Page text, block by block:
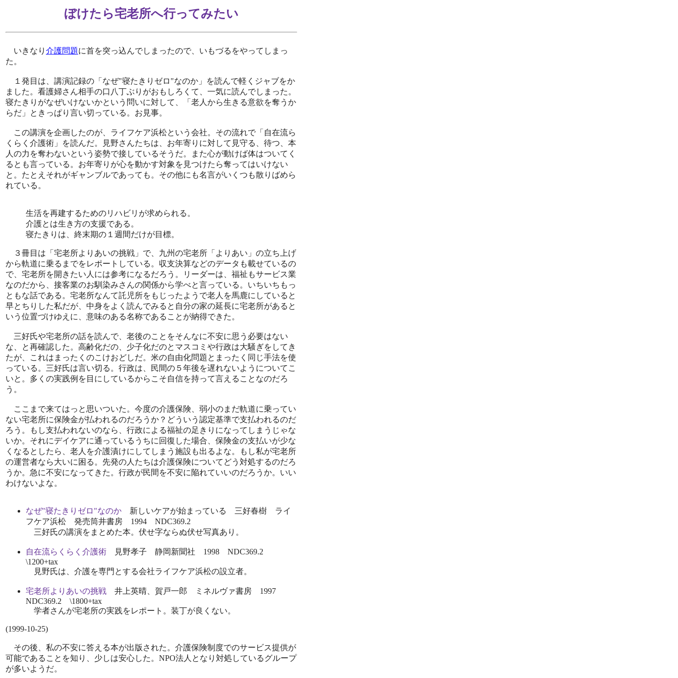
ぼけたら宅老所へ行ってみたい
いきなり 介護問題に首を突っ込んでしまったので、いもづるをやってしまっ
た。
１発目は、講演記録の「なぜ"寝たきりゼロ"なのか」を読んで軽くジャブをか
ました。看護婦さん相手の口八丁ぶりがおもしろくて、一気に読んでしまった。
寝たきりがなぜいけないかという問いに対して、「老人から生きる意欲を奪うか
らだ」ときっぱり言い切っている。お見事。
この講演を企画したのが、ライフケア浜松という会社。その流れで「自在流ら
くらく介護術」を読んだ。見野さんたちは、お年寄りに対して見守る、待つ、本
人の力を奪わないという姿勢で接しているそうだ。また心が動けば体はついてく
るとも言っている。お年寄りが心を動かす対象を見つけたら奪ってはいけない
と。たとえそれがギャンブルであっても。その他にも名言がいくつも散りばめら
れている。
生活を再建するためのリハビリが求められる。
介護とは生き方の支援である。
寝たきりは、終末期の１週間だけが目標。
３冊目は「宅老所よりあいの挑戦」で、九州の宅老所「よりあい」の立ち上げ
から軌道に乗るまでをレポートしている。収支決算などのデータも載せているの
で、宅老所を開きたい人には参考になるだろう。リーダーは、福祉もサービス業
なのだから、接客業のお馴染みさんの関係から学べと言っている。いちいちもっ
ともな話である。宅老所なんて託児所をもじったようで老人を馬鹿にしていると
早とちりした私だが、中身をよく読んでみると自分の家の延長に宅老所があると
いう位置づけゆえに、意味のある名称であることが納得できた。
三好氏や宅老所の話を読んで、老後のことをそんなに不安に思う必要はない
な、と再確認した。高齢化だの、少子化だのとマスコミや行政は大騒ぎをしてき
たが、これはまったくのこけおどしだ。米の自由化問題とまったく同じ手法を使
っている。三好氏は言い切る。行政は、民間の５年後を遅れないようについてこ
いと。多くの実践例を目にしているからこそ自信を持って言えることなのだろ
う。
ここまで来てはっと思いついた。今度の介護保険、弱小のまだ軌道に乗ってい
ない宅老所に保険金が払われるのだろうか？どういう認定基準で支払われるのだ
ろう。もし支払われないのなら、行政による福祉の足きりになってしまうじゃな
いか。それにデイケアに通っているうちに回復した場合、保険金の支払いが少な
くなるとしたら、老人を介護漬けにしてしまう施設も出るよな。もし私が宅老所
の運営者なら大いに困る。先発の人たちは介護保険についてどう対処するのだろ
うか。急に不安になってきた。行政が民間を不安に陥れていいのだろうか。いい
わけないよな。
なぜ"寝たきりゼロ"なのか 新しいケアが始まっている 三好春樹 ライ
フケア浜松 発売筒井書房 1994 NDC369.2
三好氏の講演をまとめた本。伏せ字ならぬ伏せ写真あり。
自在流らくらく介護術 見野孝子 静岡新聞社 1998 NDC369.2
\1200+tax
見野氏は、介護を専門とする会社ライフケア浜松の設立者。
宅老所よりあいの挑戦 井上英晴、賀戸一郎 ミネルヴァ書房 1997
NDC369.2 \1800+tax
学者さんが宅老所の実践をレポート。装丁が良くない。
(1999-10-25)
その後、私の不安に答える本が出版された。介護保険制度でのサービス提供が
可能であることを知り、少しは安心した。NPO法人となり対処しているグループ
が多いようだ。